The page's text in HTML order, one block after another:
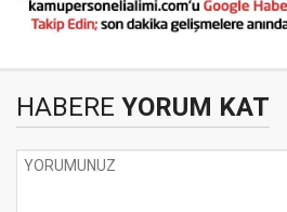
HABERE YORUM KAT